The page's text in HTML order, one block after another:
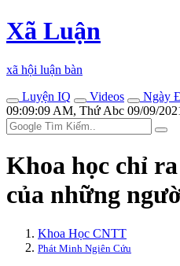
Xã Luận
xã hội luận bàn
Luyện IQ
Videos
Ngày
09:09:09 AM, Thứ Abc 09/09/
Khoa học chỉ
của những
Khoa Học CNTT
Phát Minh Ngiên Cứu